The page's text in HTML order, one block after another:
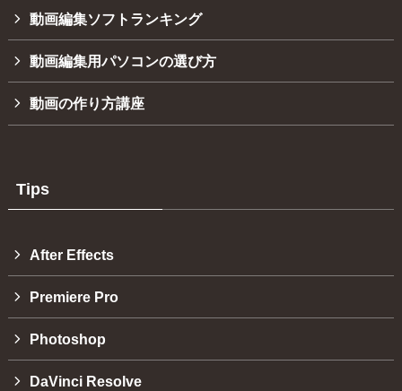
動画編集ソフトランキング
動画編集用パソコンの選び方
動画の作り方講座
Tips
After Effects
Premiere Pro
Photoshop
DaVinci Resolve